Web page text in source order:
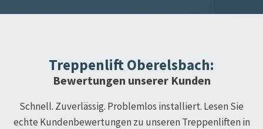
TreppenliftOberelsbach:
Bewertungen unserer Kunden
Schnell. Zuverlässig. Problemlos installiert. Lesen Sie
echte Kundenbewertungen zu unseren Treppenliften in